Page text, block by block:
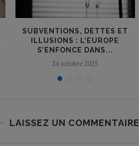
SUBVENTIONS, DETTES ET
ILLUSIONS : L’EUROPE
S’ENFONCE DANS...
24 octobre 2025
LAISSEZ UN COMMENTAIRE